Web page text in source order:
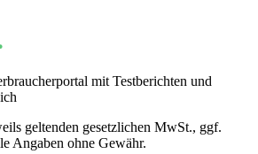
mit Testberichten und
geltenden gesetzlichen MwSt., ggf.
Angaben ohne Gewähr.